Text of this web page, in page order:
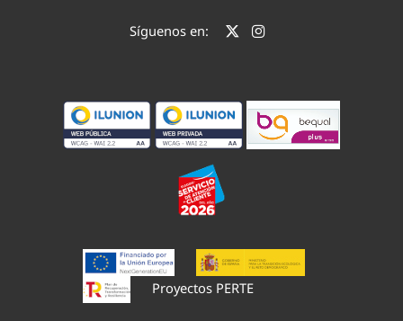
Síguenos en:
Proyectos PERTE